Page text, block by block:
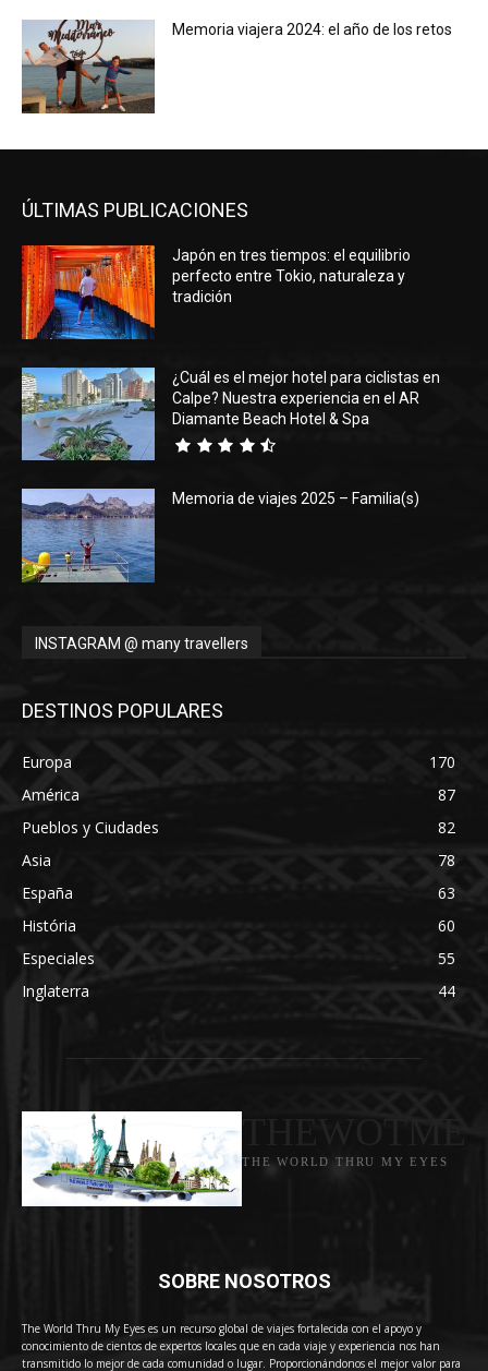
Memoria viajera 2024: el año de los retos
ÚLTIMAS PUBLICACIONES
Japón en tres tiempos: el equilibrio
perfecto entre Tokio, naturaleza y
tradición
¿Cuál es el mejor hotel para ciclistas en
Calpe? Nuestra experiencia en el AR
Diamante Beach Hotel & Spa
Memoria de viajes 2025 – Familia(s)
INSTAGRAM @ many travellers
DESTINOS POPULARES
Europa
170
América
87
Pueblos y Ciudades
82
Asia
78
España
63
História
60
Especiales
55
Inglaterra
44
THE WORLD THRU MY EYES
SOBRE NOSOTROS
The World Thru My Eyes es un recurso global de viajes fortalecida con el apoyo y
conocimiento de cientos de expertos locales que en cada viaje y experiencia nos han
transmitido lo mejor de cada comunidad o lugar. Proporcionándonos el mejor valor para